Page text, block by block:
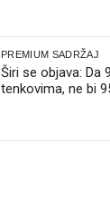
PREMIUM SADRŽAJ
Širi se objava: Da
tenkovima, ne bi